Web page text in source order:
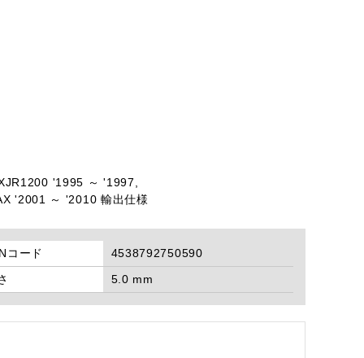
'1995 ～ '1997,
'2001 ～ '2010 輸出仕様
コード
4538792750590
5.0 mm